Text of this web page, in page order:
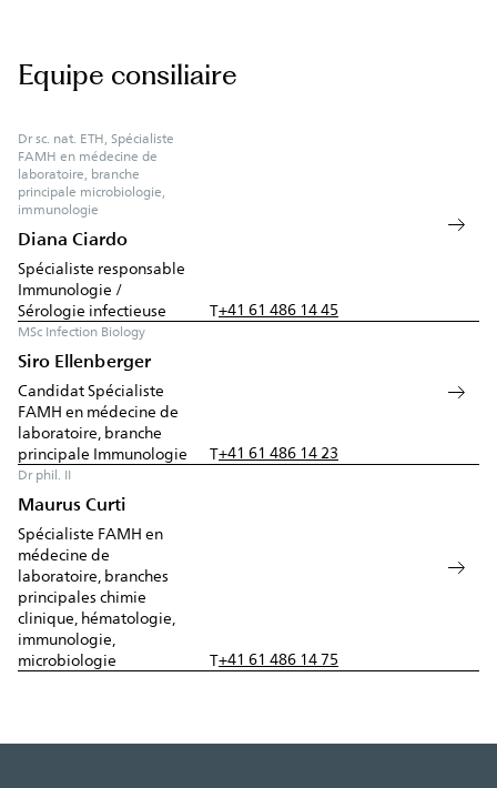
Equipe consiliaire
Dr sc. nat. ETH, Spécialiste
FAMH en médecine de
laboratoire, branche
principale microbiologie,
immunologie
Diana Ciardo
Spécialiste responsable
Immunologie /
Sérologie infectieuse
T+41 61 486 14 45
MSc Infection Biology
Siro Ellenberger
Candidat Spécialiste
FAMH en médecine de
laboratoire, branche
principale Immunologie
T+41 61 486 14 23
Dr phil. II
Maurus Curti
Spécialiste FAMH en
médecine de
laboratoire, branches
principales chimie
clinique, hématologie,
immunologie,
microbiologie
T+41 61 486 14 75